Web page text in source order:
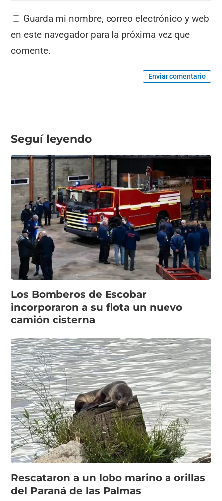
Guarda mi nombre, correo electrónico y web
en este navegador para la próxima vez que
comente.
Enviar comentario
Seguí leyendo
Los Bomberos de Escobar
incorporaron a su flota un nuevo
camión cisterna
Rescataron a un lobo marino a orillas
del Paraná de las Palmas